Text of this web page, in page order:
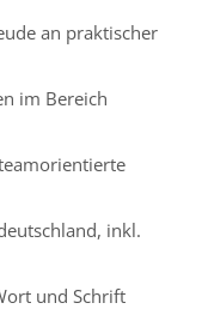
an praktischer
im Bereich
inkl.
und Schrift